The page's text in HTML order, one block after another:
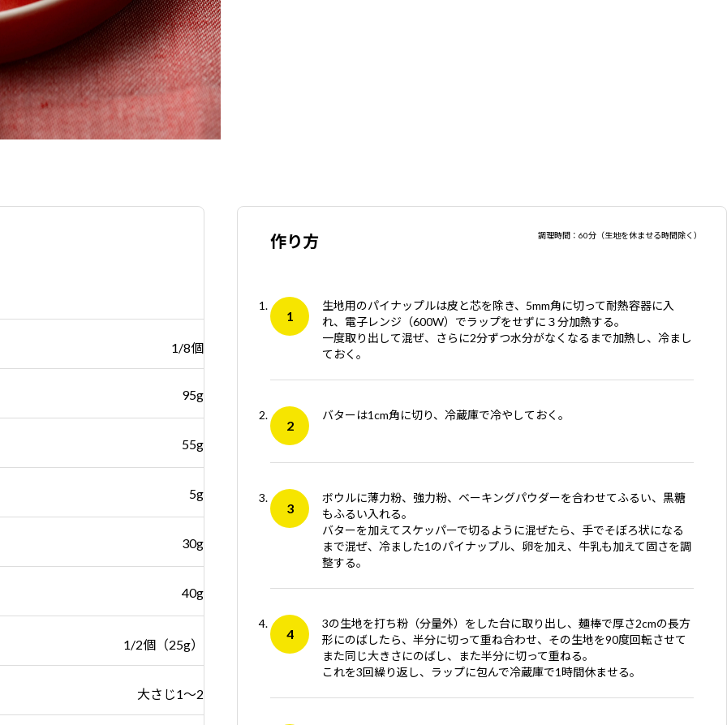
1/8個
95g
55g
5g
30g
40g
1/2個（25g）
大さじ1～2
作り方 調理時間：60分（生地を休ませる時間除く）
生地用のパイナップルは皮と芯を除き、5mm角に切って耐熱容器に入
れ、電子レンジ（600W）でラップをせずに３分加熱する。
一度取り出して混ぜ、さらに2分ずつ水分がなくなるまで加熱し、冷まし
ておく。
バターは1cm角に切り、冷蔵庫で冷やしておく。
ボウルに薄力粉、強力粉、ベーキングパウダーを合わせてふるい、黒糖
もふるい入れる。
バターを加えてスケッパーで切るように混ぜたら、手でそぼろ状になる
まで混ぜ、冷ました1のパイナップル、卵を加え、牛乳も加えて固さを調
整する。
3の生地を打ち粉（分量外）をした台に取り出し、麺棒で厚さ2cmの長方
形にのばしたら、半分に切って重ね合わせ、その生地を90度回転させて
また同じ大きさにのばし、また半分に切って重ねる。
これを3回繰り返し、ラップに包んで冷蔵庫で1時間休ませる。